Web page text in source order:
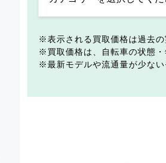
表示される買取価格は過去
買取価格は、自転車の状態
最新モデルや流通量が少な